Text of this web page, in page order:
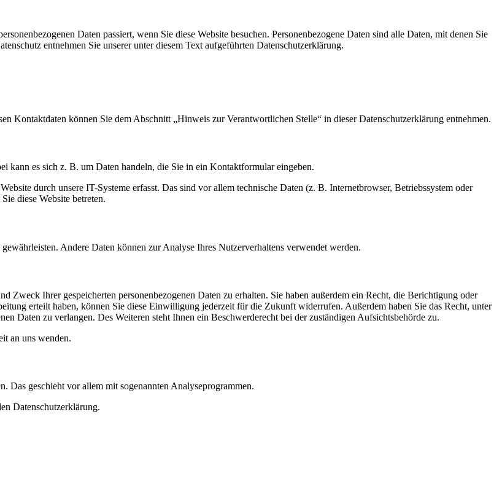
Daten passiert, wenn Sie diese Website besuchen. Personenbezogene Daten sind alle Daten, mit denen Sie
entnehmen Sie unserer unter diesem Text aufgeführten Datenschutzerklärung.
Kontaktdaten können Sie dem Abschnitt „Hinweis zur Verantwortlichen Stelle“ in dieser Datenschutzerklärung entnehmen.
kann es sich z. B. um Daten handeln, die Sie in ein Kontaktformular eingeben.
durch unsere IT-Systeme erfasst. Das sind vor allem technische Daten (z. B. Internetbrowser, Betriebssystem oder
diese Website betreten.
Andere Daten können zur Analyse Ihres Nutzerverhaltens verwendet werden.
Zweck Ihrer gespeicherten personenbezogenen Daten zu erhalten. Sie haben außerdem ein Recht, die Berichtigung oder
erteilt haben, können Sie diese Einwilligung jederzeit für die Zukunft widerrufen. Außerdem haben Sie das Recht, unter
Daten zu verlangen. Des Weiteren steht Ihnen ein Beschwerderecht bei der zuständigen Aufsichtsbehörde zu.
an uns wenden.
Das geschieht vor allem mit sogenannten Analyseprogrammen.
Datenschutzerklärung.